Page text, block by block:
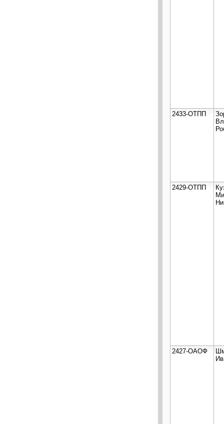
2433-ОТПП
2429-ОТПП
2427-ОАОФ